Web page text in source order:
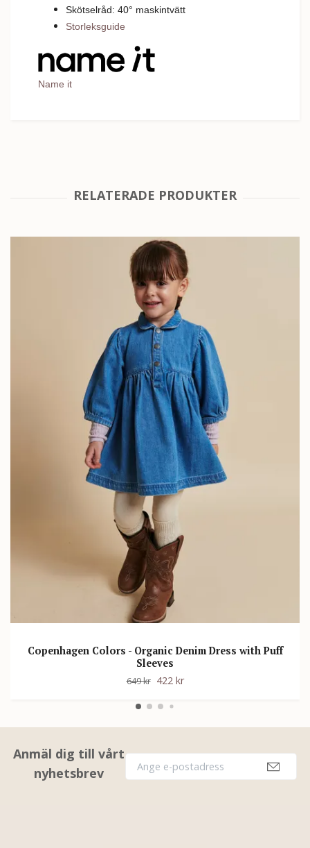
Skötselråd: 40° maskintvätt
Storleksguide
Name it
Copenhagen Colors - Organic Denim Dress with Puff
Sleeves
649 kr 422 kr
Anmäl dig till vårt
nyhetsbrev